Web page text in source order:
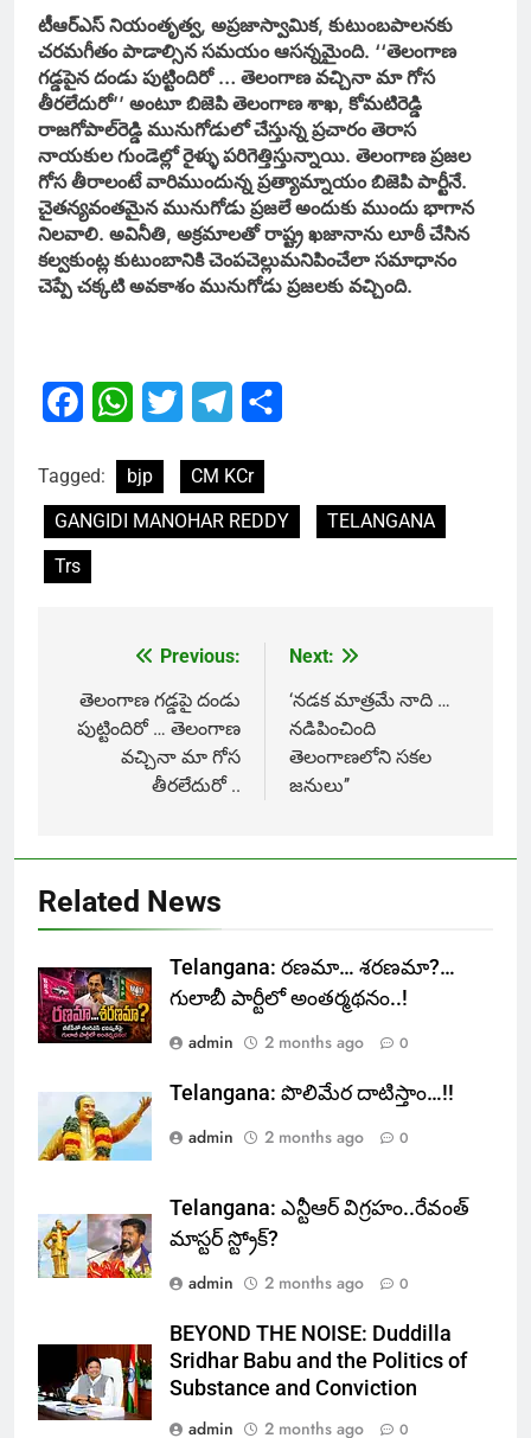
టీఆర్‌ఎస్‌ నియంతృత్వ, అప్రజాస్వామిక, కుటుంబపాలనకు
చరమగీతం పాడాల్సిన సమయం ఆసన్నమైంది. ‘‘తెలంగాణ
గడ్డపైన దండు పుట్టిందిరో … తెలంగాణ వచ్చినా మా గోస
తీరలేదురో’’ అంటూ బిజెపి తెలంగాణ శాఖ, కోమటిరెడ్డి
రాజగోపాల్‌రెడ్డి మునుగోడులో చేస్తున్న ప్రచారం తెరాస
నాయకుల గుండెల్లో రైళ్ళు పరిగెత్తిస్తున్నాయి. తెలంగాణ ప్రజల
గోస తీరాలంటే వారిముందున్న ప్రత్యామ్నాయం బిజెపి పార్టీనే.
చైతన్యవంతమైన మునుగోడు ప్రజలే అందుకు ముందు భాగాన
నిలవాలి. అవినీతి, అక్రమాలతో రాష్ట్ర ఖజానాను లూఠీ చేసిన
కల్వకుంట్ల కుటుంబానికి చెంపచెల్లుమనిపించేలా సమాధానం
చెప్పే చక్కటి అవకాశం మునుగోడు ప్రజలకు వచ్చింది.
FacebookWhatsApp
Twitter Telegram
Tagged: bjp
CM KCr
GANGIDI MANOHAR REDDY
TELANGANA
Trs
navigation
Previous:
తెలంగాణ గడ్డపై దండు
పుట్టిందిరో … తెలంగాణ
వచ్చినా మా గోస
తీరలేదురో ..
Next:
‘నడక మాత్రమే నాది …
నడిపించింది
తెలంగాణలోని సకల
జనులు’’
Related News
Telangana: రణమా… శరణమా?…
గులాబీ పార్టీలో అంతర్మథనం..!
admin
2 months ago 0
Telangana: పొలిమేర దాటిస్తాం…!!
admin
2 months ago 0
Telangana: ఎన్టీఆర్ విగ్రహం..రేవంత్
మాస్టర్ స్ట్రోక్‌?
admin
2 months ago 0
BEYOND THE NOISE: Duddilla
Sridhar Babu and the Politics of
Substance and Conviction
admin
2 months ago 0